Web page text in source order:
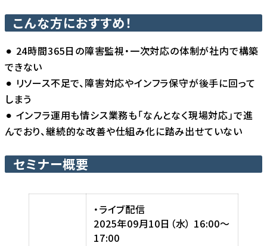
こんな方におすすめ！
⚫︎ 24時間365日の障害監視・一次対応の体制が社内で構築
できない
⚫︎ リソース不足で、障害対応やインフラ保守が後手に回って
しまう
⚫︎ インフラ運用も情シス業務も「なんとなく現場対応」で進
んでおり、継続的な改善や仕組み化に踏み出せていない
セミナー概要
・ライブ配信
2025年09月10日（水） 16:00〜
17:00